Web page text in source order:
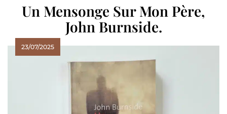
Un Mensonge Sur Mon Père,
John Burnside.
23/07/2025